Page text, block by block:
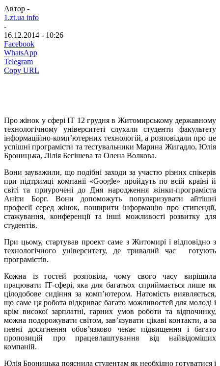
Автор -
1.zt.ua info
-
16.12.2014 - 10:26
Facebook
WhatsApp
Telegram
Copy URL
Про жінок у сфері IT 12 грудня в Житомирському державному
технологічному університеті слухали студенти факультету
інформаційно-комп’ютерних технологій, а розповідали про це
успішні програмісти та тестувальники Марина Жигадло, Юлія
Броницька, Лілія Бегішева та Олена Волкова.
Вони зауважили, що подібні заходи за участю різних спікерів
при підтримці компанії «Google» пройдуть по всій країні й
світі та приурочені до Дня народження жінки-програміста
Аніти Борг. Вони допоможуть популяризувати айтішні
професії серед жінок, поширити інформацію про стипендії,
стажування, конференції та інші можливості розвитку для
студентів.
При цьому, стартував проект саме з Житомирі і відповідно з
технологічного університету, де тривалий час готують
програмістів.
Кожна із гостей розповіла, чому свого часу вирішила
працювати ІТ-сфері, яка для багатьох сприймається лише як
цілодобове сидіння за комп’ютером. Натомість виявляється,
що саме ця робота відкриває багато можливостей для молоді і
крім високої зарплатні, гарних умов роботи та відпочинку,
можна подорожувати світом, зав’язувати цікаві контакти, а за
певні досягнення обов’язково чекає підвищення і багато
пропозицій про працевлаштування від найвідоміших
компаній.
Юлія Броницька пояснила студентам як необхідно готуватися і